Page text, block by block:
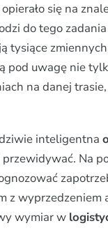
opierało się na
do tego
tysiące
pod uwagę nie
na danej
inteligentna
przewidywać. Na
z wyprzedzeniem
wymiar w